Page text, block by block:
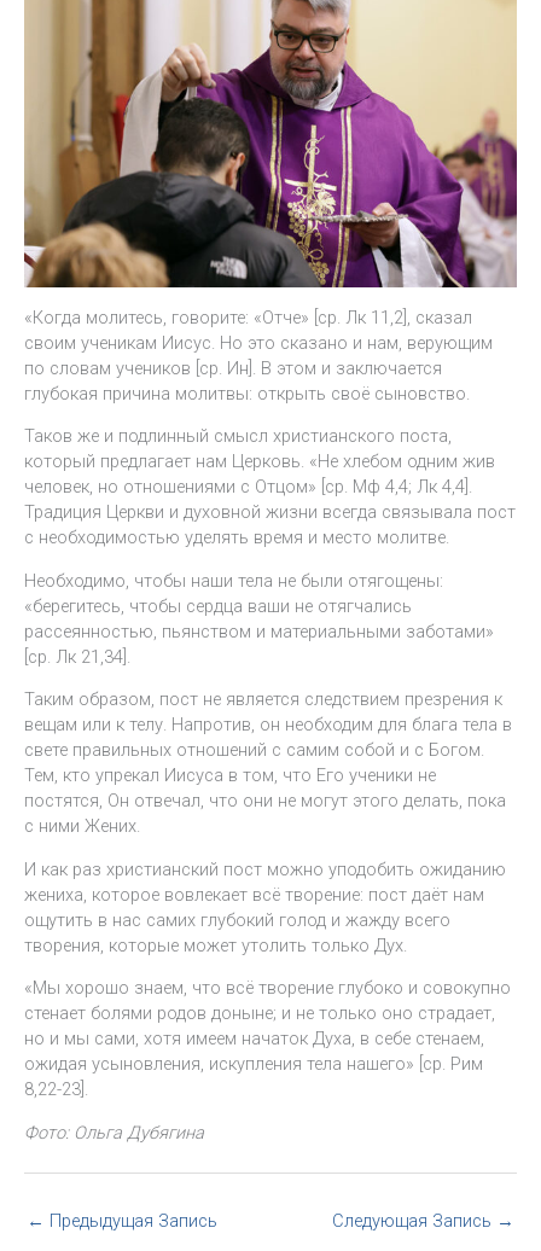
«Когда молитесь, говорите: «Отче» [ср. Лк 11,2], сказал
своим ученикам Иисус. Но это сказано и нам, верующим
по словам учеников [ср. Ин]. В этом и заключается
глубокая причина молитвы: открыть своё сыновство.
Таков же и подлинный смысл христианского поста,
который предлагает нам Церковь. «Не хлебом одним жив
человек, но отношениями с Отцом» [ср. Мф 4,4; Лк 4,4].
Традиция Церкви и духовной жизни всегда связывала пост
с необходимостью уделять время и место молитве.
Необходимо, чтобы наши тела не были отягощены:
«берегитесь, чтобы сердца ваши не отягчались
рассеянностью, пьянством и материальными заботами»
[ср. Лк 21,34].
Таким образом, пост не является следствием презрения к
вещам или к телу. Напротив, он необходим для блага тела в
свете правильных отношений с самим собой и с Богом.
Тем, кто упрекал Иисуса в том, что Его ученики не
постятся, Он отвечал, что они не могут этого делать, пока
с ними Жених.
И как раз христианский пост можно уподобить ожиданию
жениха, которое вовлекает всё творение: пост даёт нам
ощутить в нас самих глубокий голод и жажду всего
творения, которые может утолить только Дух.
«Мы хорошо знаем, что всё творение глубоко и совокупно
стенает болями родов доныне; и не только оно страдает,
но и мы сами, хотя имеем начаток Духа, в себе стенаем,
ожидая усыновления, искупления тела нашего» [ср. Рим
8,22-23].
Фото: Ольга Дубягина
← Предыдущая Запись Следующая Запись →